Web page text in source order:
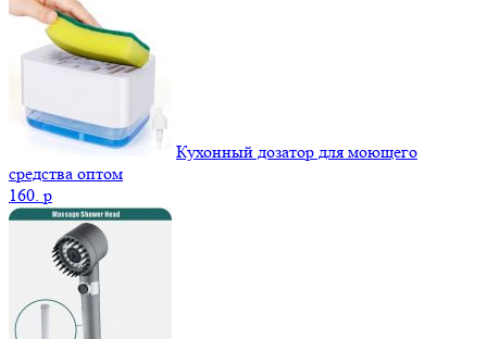
Кухонный дозатор для моющего
средства оптом
160. p